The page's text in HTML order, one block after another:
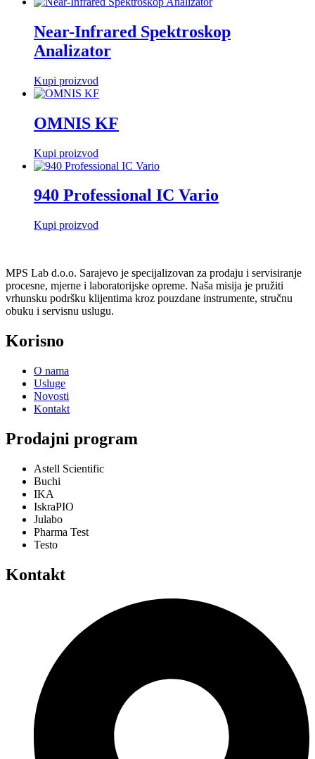
Near-Infrared Spektroskop
Analizator
Kupi proizvod
OMNIS KF
Kupi proizvod
940 Professional IC Vario
Kupi proizvod
MPS Lab d.o.o. Sarajevo je specijalizovan za prodaju i servisiranje
procesne, mjerne i laboratorijske opreme. Naša misija je pružiti
vrhunsku podršku klijentima kroz pouzdane instrumente, stručnu
obuku i servisnu uslugu.
Korisno
O nama
Usluge
Novosti
Kontakt
Prodajni program
Astell Scientific
Buchi
IKA
IskraPIO
Julabo
Pharma Test
Testo
Kontakt